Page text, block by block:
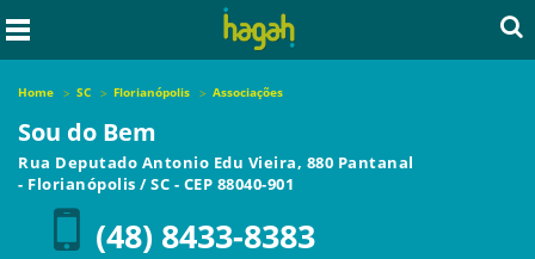
Home SC Florianópolis Associações
Sou do Bem
Rua Deputado Antonio Edu Vieira, 880 Pantanal
- Florianópolis /SC - CEP 88040-901
(48) 8433-8383